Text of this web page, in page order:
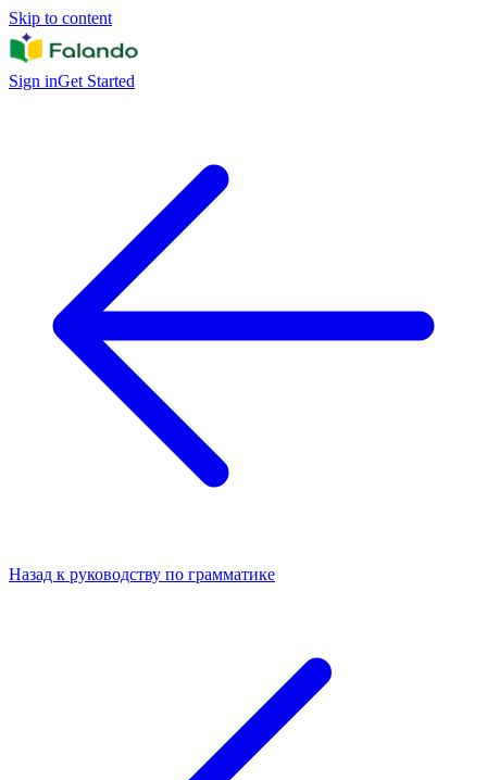
Skip to content
Sign inGet Started
Назад к руководству по грамматике